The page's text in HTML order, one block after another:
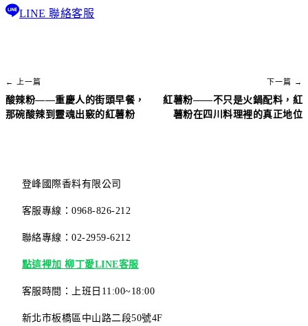
LINE 聯絡客服
← 上一篇
酸辣粉——重慶人的街頭早餐，
那碗酸辣到靈魂出竅的紅薯粉
下一篇 →
紅薯粉——不只是火鍋配料，紅
薯粉在四川料理裡的真正地位
登峰國際香料有限公司
客服專線：0968-826-212
聯絡專線：02-2959-6212
點這裡加 柳丁愛LINE客服
客服時間：上班日11:00~18:00
新北市板橋區中山路二段50號4F